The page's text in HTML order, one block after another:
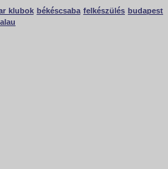
klubok békéscsaba felkészülés budapest